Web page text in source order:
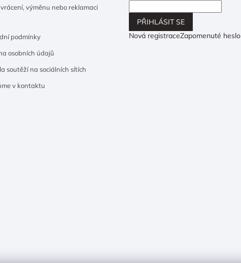
vrácení, výměnu nebo reklamaci
podmínky
osobních údajů
soutěží na sociálních sítích
v kontaktu
PŘIHLÁSIT SE
Nová registraceZapomenuté heslo